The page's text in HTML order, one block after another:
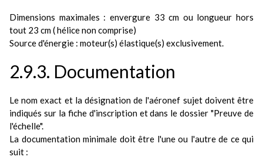
Dimensions maximales : envergure 33 cm ou longueur hors
tout 23 cm ( hélice non comprise)
Source d'énergie : moteur(s) élastique(s) exclusivement.
2.9.3. Documentation
Le nom exact et la désignation de l'aéronef sujet doivent être
indiqués sur la fiche d'inscription et dans le dossier "Preuve de
l'échelle".
La documentation minimale doit être l'une ou l'autre de ce qui
suit :